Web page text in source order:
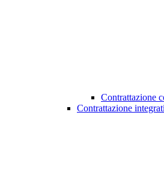
Contrattazione
Contrattazione